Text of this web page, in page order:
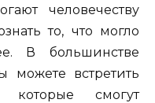
человечеству
то, что могло
В большинстве
можете встретить
которые смогут